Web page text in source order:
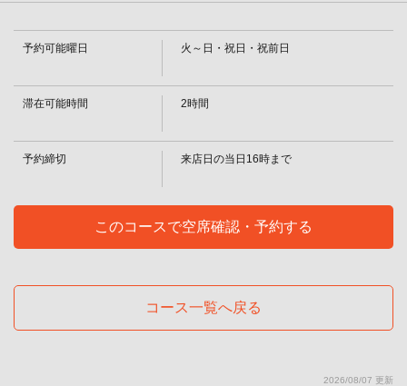
予約可能曜日 火～日・祝日・祝前日
滞在可能時間 2時間
予約締切 来店日の当日16時まで
このコースで空席確認・予約する
コース一覧へ戻る
2026/08/07 更新
この店舗情報をシェアする
【～8/31】活オマール海老とサーロインステーキコース
13700円(税込) | 鉄板焼ダイニングＫＵＮＩ
https://teppanyakidining-kuni.owst.jp/courses/211075763
お店情報をコピー